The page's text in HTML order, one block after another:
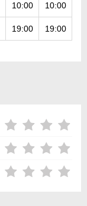
10:00 10:00
19:00 19:00